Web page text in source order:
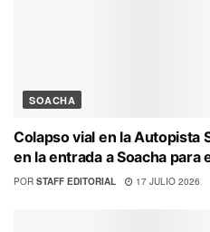
SOACHA
Colapso vial en la Autopista
en la entrada a Soacha para
POR STAFF EDITORIAL 17 JULIO 2026